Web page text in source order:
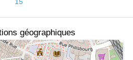
géographiques